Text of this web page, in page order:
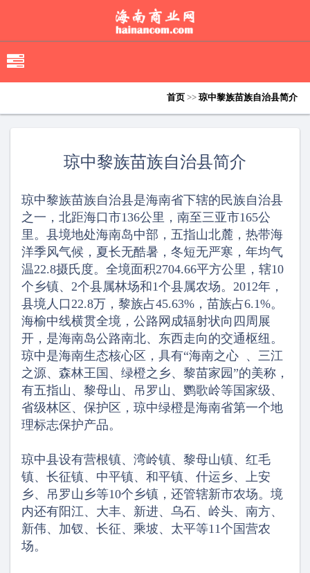
移
动
航
首页 >> 琼中黎族苗族自治县简介
琼中黎族苗族自治县简介
琼中黎族苗族自治县是海南省下辖的民族自治县
之一，北距海口市136公里，南至三亚市165公
里。县境地处海南岛中部，五指山北麓，热带海
洋季风气候，夏长无酷暑，冬短无严寒，年均气
温22.8摄氏度。全境面积2704.66平方公里，辖10
个乡镇、2个县属林场和1个县属农场。2012年，
县境人口22.8万，黎族占45.63%，苗族占6.1%。
海榆中线横贯全境，公路网成辐射状向四周展
开，是海南岛公路南北、东西走向的交通枢纽。
琼中是海南生态核心区，具有“海南之心 、三江
之源、森林王国、绿橙之乡、黎苗家园”的美称，
有五指山、黎母山、吊罗山、鹦歌岭等国家级、
省级林区、保护区，琼中绿橙是海南省第一个地
理标志保护产品。
琼中县设有营根镇、湾岭镇、黎母山镇、红毛
镇、长征镇、中平镇、和平镇、什运乡、上安
乡、吊罗山乡等10个乡镇，还管辖新市农场。境
内还有阳江、大丰、新进、乌石、岭头、南方、
新伟、加钗、长征、乘坡、太平等11个国营农
场。